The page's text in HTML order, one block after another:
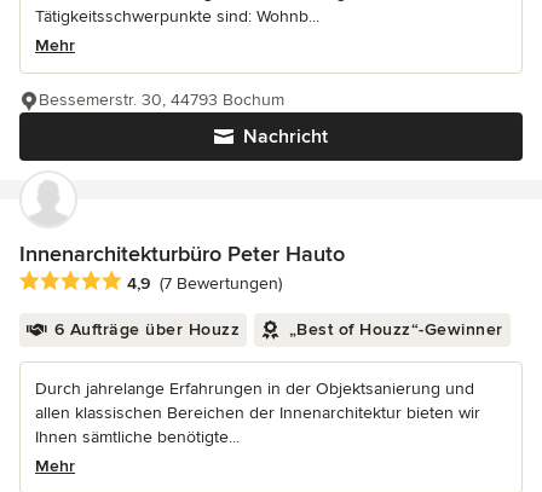
Tätigkeitsschwerpunkte sind: Wohnb...
Mehr
Nachricht
Bessemerstr. 30, 44793 Bochum
Innenarchitekturbüro Peter Hauto
Durchschnittliche Bewertung: 4.9 von 5 Sternen
4,9 (7 Bewertungen)
6 Aufträge über Houzz „Best of Houzz“-Gewinner
Durch jahrelange Erfahrungen in der Objektsanierung und
allen klassischen Bereichen der Innenarchitektur bieten wir
Ihnen sämtliche benötigte...
Mehr